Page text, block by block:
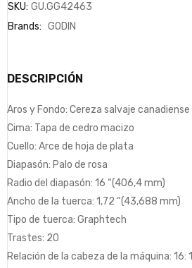
SKU: GU.GG42463
Brands: GODIN
DESCRIPCIÓN
Aros y Fondo: Cereza salvaje canadiense
Cima: Tapa de cedro macizo
Cuello: Arce de hoja de plata
Diapasón: Palo de rosa
Radio del diapasón: 16 “(406,4 mm)
Ancho de la tuerca: 1,72 “(43,688 mm)
Tipo de tuerca: Graphtech
Trastes: 20
Relación de la cabeza de la máquina: 16: 1